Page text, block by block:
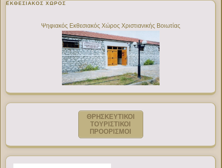
ΕΚΘΕΣΙΑΚΌΣ ΧΏΡΟΣ
Ψηφιακός Εκθεσιακός Χώρος Χριστιανικής Βοιωτίας
ΘΡΗΣΚΕΥΤΙΚΟΙ
ΤΟΥΡΙΣΤΙΚΟΙ
ΠΡΟΟΡΙΣΜΟΙ